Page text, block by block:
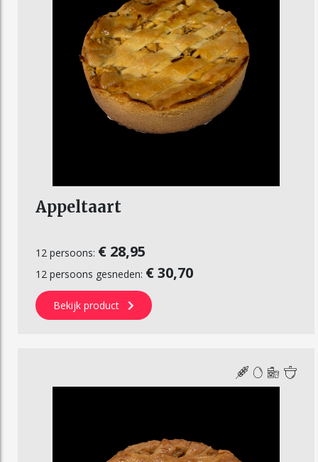
Appeltaart
12 persoons: € 28,95
12 persoons gesneden: € 30,70
Bekijk product